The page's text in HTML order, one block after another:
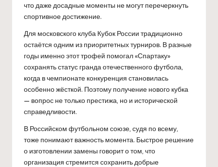
что даже досадные моменты не могут перечеркнуть
спортивное достижение.
Для московского клуба Кубок России традиционно
остаётся одним из приоритетных турниров. В разные
годы именно этот трофей помогал «Спартаку»
сохранять статус гранда отечественного футбола,
когда в чемпионате конкуренция становилась
особенно жёсткой. Поэтому получение нового кубка
— вопрос не только престижа, но и исторической
справедливости.
В Российском футбольном союзе, судя по всему,
тоже понимают важность момента. Быстрое решение
о изготовлении замены говорит о том, что
организация стремится сохранить добрые